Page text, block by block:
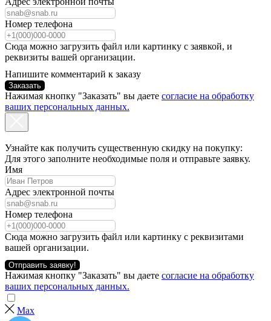
Номер телефона
Сюда можно загрузить файл или картинку с заявкой, и
реквизиты вашей организации.
Напишите комментарий к заказу
Заказать
Нажимая кнопку "Заказать" вы даете согласие на обработку
ваших персональных данных.
Узнайте как получить существенную скидку на покупку:
Для этого заполните необходимые поля и отправьте заявку.
Имя
Адрес электронной почты
Номер телефона
Сюда можно загрузить файл или картинку с реквизитами
вашей организации.
Отправить заявку!
Нажимая кнопку "Заказать" вы даете согласие на обработку
ваших персональных данных.
Max